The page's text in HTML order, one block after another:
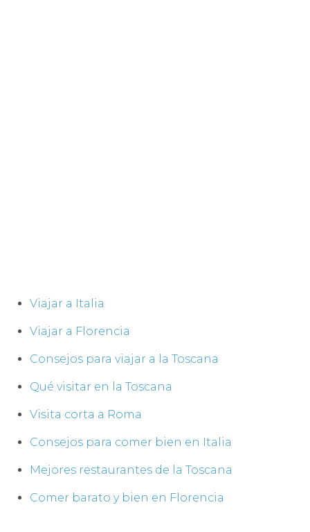
Viajar a Italia
Viajar a Florencia
Consejos para viajar a la Toscana
Qué visitar en la Toscana
Visita corta a Roma
Consejos para comer bien en Italia
Mejores restaurantes de la Toscana
Comer barato y bien en Florencia